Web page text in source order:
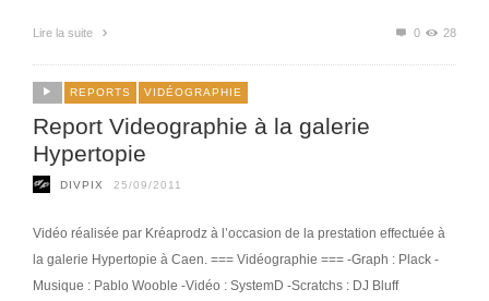
Lire la suite 0 28
REPORTS VIDÉOGRAPHIE
Report Videographie à la galerie
Hypertopie
DIVPIX 25/09/2011
Vidéo réalisée par Kréaprodz à l’occasion de la prestation effectuée à
la galerie Hypertopie à Caen. === Vidéographie === -Graph : Plack -
Musique : Pablo Wooble -Vidéo : SystemD -Scratchs : DJ Bluff